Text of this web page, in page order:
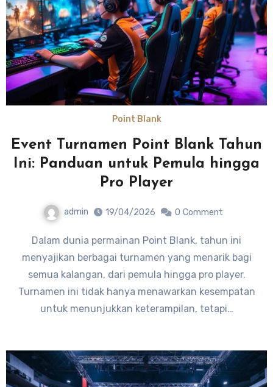
Point Blank
Event Turnamen Point Blank Tahun
Ini: Panduan untuk Pemula hingga
Pro Player
admin 19/04/2026 0 Comment
Dalam dunia permainan Point Blank, tahun ini
menyajikan berbagai turnamen yang menarik bagi
semua kalangan, dari pemula hingga pro player.
Turnamen ini tidak hanya menawarkan kesempatan
untuk menunjukkan keterampilan, tetapi…